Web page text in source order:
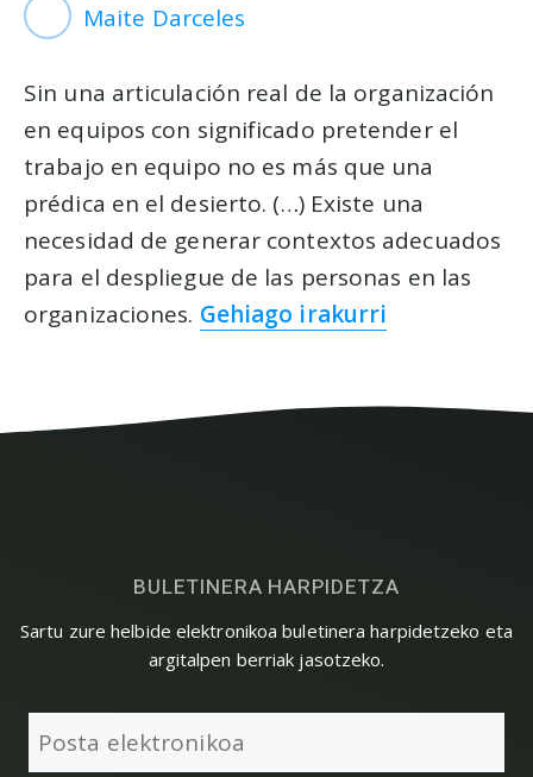
Maite Darceles
Sin una articulación real de la organización
en equipos con significado pretender el
trabajo en equipo no es más que una
prédica en el desierto. (…) Existe una
necesidad de generar contextos adecuados
para el despliegue de las personas en las
organizaciones. Gehiago irakurri
BULETINERA HARPIDETZA
Sartu zure helbide elektronikoa buletinera harpidetzeko eta
argitalpen berriak jasotzeko.